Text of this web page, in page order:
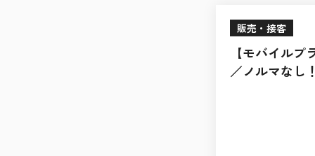
販売・接客
【モバイル
／ノルマなし